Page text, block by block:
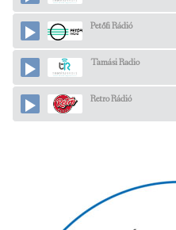
Petőfi Rádió
Tamási Radio
Retro Rádió